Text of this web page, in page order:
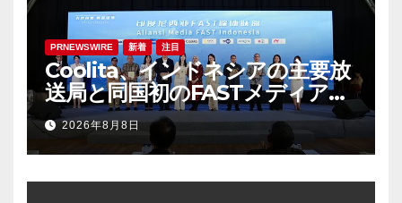
PRNEWSWIRE 新着 注目
Coolita、インドネシアの主要放
送局と同国初のFASTメディア連
合を設立
2026年8月8日